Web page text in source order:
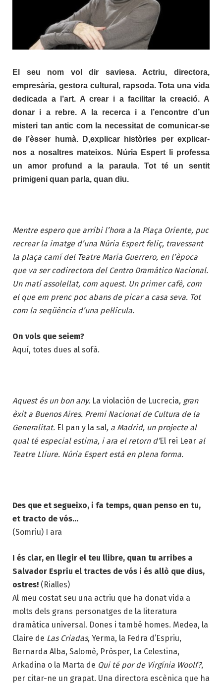
El seu nom vol dir saviesa. Actriu, directora,
empresària, gestora cultural, rapsoda. Tota una vida
dedicada a l’art. A crear i a facilitar la creació. A
donar i a rebre. A la recerca i a l’encontre d’un
misteri tan antic com la necessitat de comunicar-se
de l’èsser humà. D,explicar històries per explicar-
nos a nosaltres mateixos. Núria Espert li professa
un amor profund a la paraula. Tot té un sentit
primigeni quan parla, quan diu.
Mentre espero que arribi l’hora a la Plaça Oriente, puc
recrear la imatge d’una Núria Espert feliç, travessant
la plaça camí del Teatre Maria Guerrero, en l’època
que va ser codirectora del Centro Dramático Nacional.
Un matí assolellat, com aquest. Un primer cafè, com
el que em prenc poc abans de picar a casa seva. Tot
com la seqüència d’una pel·lícula.
On vols que seiem?
Aquí, totes dues al sofà.
Aquest és un bon any. La violación de Lucrecia, gran
èxit a Buenos Aires. Premi Nacional de Cultura de la
Generalitat. El pan y la sal, a Madrid, un projecte al
qual té especial estima, i ara el retorn d’El rei Lear al
Teatre Lliure. Núria Espert està en plena forma.
Des que et segueixo, i fa temps, quan penso en tu,
et tracto de vós…
(Somriu) I ara
I és clar, en llegir el teu llibre, quan tu arribes a
Salvador Espriu el tractes de vós i és allò que dius,
ostres! (Rialles)
Al meu costat seu una actriu que ha donat vida a
molts dels grans personatges de la literatura
dramàtica universal. Dones i també homes. Medea, la
Claire de Las Criadas, Yerma, la Fedra d’Espriu,
Bernarda Alba, Salomè, Pròsper, La Celestina,
Arkadina o la Marta de Qui té por de Virgínia Woolf?,
per citar-ne un grapat. Una directora escènica que ha